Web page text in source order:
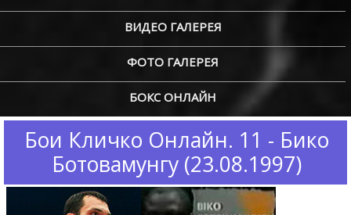
ВИДЕО ГАЛЕРЕЯ
ФОТО ГАЛЕРЕЯ
БОКС ОНЛАЙН
Бои Кличко Онлайн. 11 - Бико
Ботовамунгу (23.08.1997)